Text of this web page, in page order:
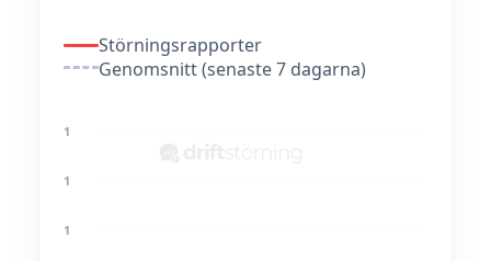
Störningsrapporter
Genomsnitt (senaste 7 dagarna)
1
1
1